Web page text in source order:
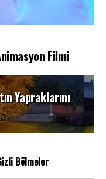
Filmi
Yapraklarını
Bölmeler